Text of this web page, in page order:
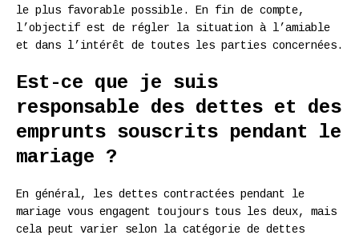
le plus favorable possible. En fin de compte,
l’objectif est de régler la situation à l’amiable
et dans l’intérêt de toutes les parties concernées.
Est-ce que je suis
responsable des dettes et des
emprunts souscrits pendant le
mariage ?
En général, les dettes contractées pendant le
mariage vous engagent toujours tous les deux, mais
cela peut varier selon la catégorie de dettes